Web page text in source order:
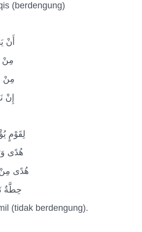
(berdengung)
أَنْ
مِنْ
مِنْ
إِنْ
لِقَوْمٍ
هُدًى
هُدًى
حِطَّةٌ
(tidak berdengung).